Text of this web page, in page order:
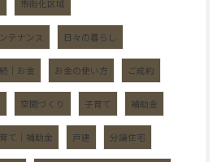
市街化区域
テナンス 日々の暮らし
｜お金 お金の使い方 ご成約
空間づくり 子育て 補助金
て｜補助金 戸建 分譲住宅